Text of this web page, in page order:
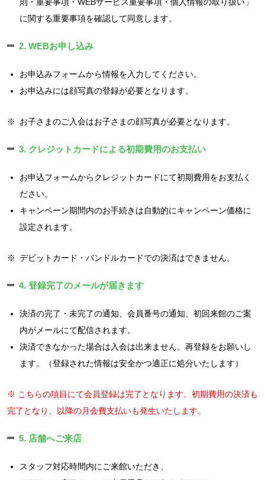
に関する重要事項を確認して同意します。
2. WEBお申し込み
お申込みフォームから情報を入力してください。
お申込みには顔写真の登録が必要となります。
※ お子さまのご入会はお子さまの顔写真が必要となります。
3. クレジットカードによる初期費用のお支払い
お申込フォームからクレジットカードにて初期費用をお支払く
ださい。
キャンペーン期間内のお手続きは自動的にキャンペーン価格に
設定されます。
※ デビットカード・バンドルカードでの決済はできません。
4. 登録完了のメールが届きます
決済の完了・未完了の通知、会員番号の通知、初回来館のご案
内がメールにて配信されます。
決済できなかった場合は入会は出来ません。再登録をお願いし
ます。（登録された情報は安全かつ適正に処分いたします）
※ こちらの項目にて会員登録は完了となります。初期費用の決済も
完了となり、以降の月会費支払いも発生いたします。
5. 店舗へご来店
スタッフ対応時間内にご来館いただき、